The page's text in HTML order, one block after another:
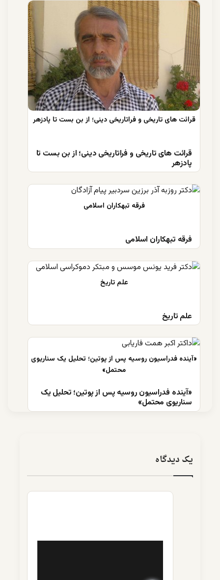
قرائت های تاریخی و فراتاریخی دینی؛ از بن بست تا
پادزهر
فرقه تبهکاران اسلامی
علم تاریخ
«آینده فدراسیون روسیه پس از پوتین؛ تحلیل یک
سناریوی محتمل»
یک دیدگاه